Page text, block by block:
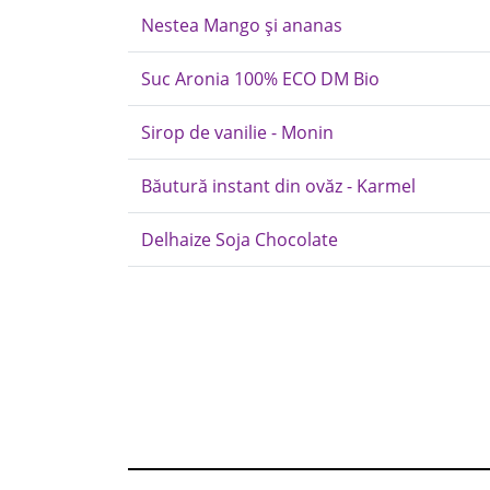
Nestea Mango și ananas
Suc Aronia 100% ECO DM Bio
Sirop de vanilie - Monin
Băutură instant din ovăz - Karmel
Delhaize Soja Chocolate